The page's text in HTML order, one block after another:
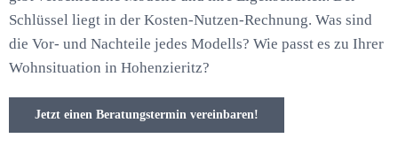
Schlüssel liegt in der Kosten-Nutzen-Rechnung. Was sind
die Vor- und Nachteile jedes Modells? Wie passt es zu Ihrer
Wohnsituation in Hohenzieritz?
Jetzt einen Beratungstermin vereinbaren!